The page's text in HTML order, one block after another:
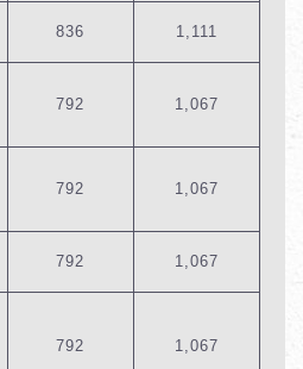
836 1,111
792 1,067
792 1,067
792 1,067
792 1,067